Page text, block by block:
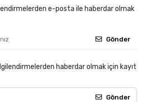
e-posta ile haberdar olmak
Gönder
haberdar olmak için kayıt
Gönder